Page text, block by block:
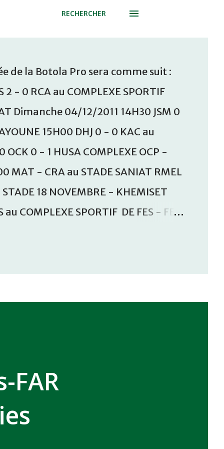
RECHERCHER
de la Botola Pro sera comme suit :
- 0 RCA au COMPLEXE SPORTIF
Dimanche 04/12/2011 14H30 JSM 0
15H00 DHJ 0 - 0 KAC au
OCK 0 - 1 HUSA COMPLEXE OCP -
MAT - CRA au STADE SANIAT RMEL
18 NOVEMBRE - KHEMISET
COMPLEXE SPORTIF DE FES - FES
FAR